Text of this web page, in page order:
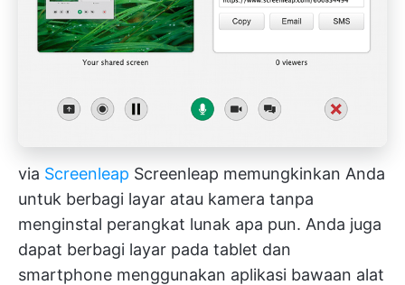
via Screenleap Screenleap memungkinkan Anda
untuk berbagi layar atau kamera tanpa
menginstal perangkat lunak apa pun. Anda juga
dapat berbagi layar pada tablet dan
smartphone menggunakan aplikasi bawaan alat